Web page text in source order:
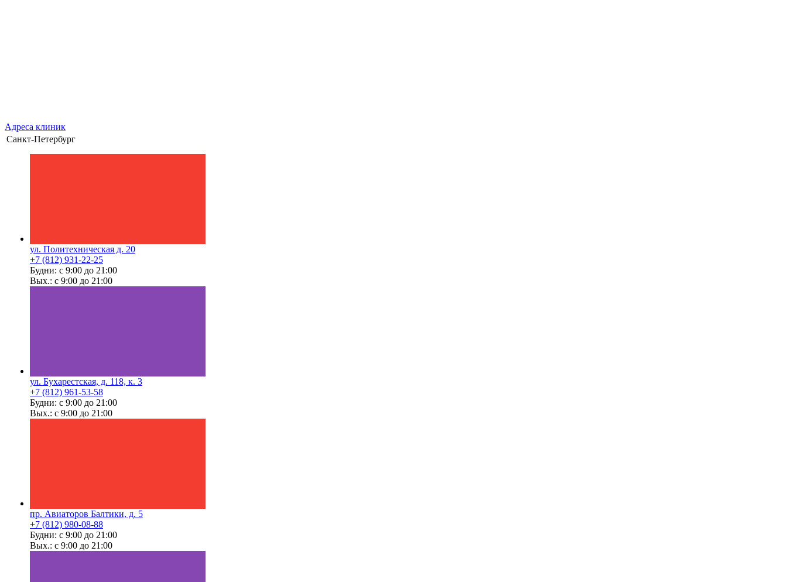
Адреса клиник
Санкт-Петербург
ул. Политехническая д. 20
+7 (812) 931-22-25
Будни: с 9:00 до 21:00
Вых.: с 9:00 до 21:00
ул. Бухарестская, д. 118, к. 3
+7 (812) 961-53-58
Будни: с 9:00 до 21:00
Вых.: с 9:00 до 21:00
пр. Авиаторов Балтики, д. 5
+7 (812) 980-08-88
Будни: с 9:00 до 21:00
Вых.: с 9:00 до 21:00